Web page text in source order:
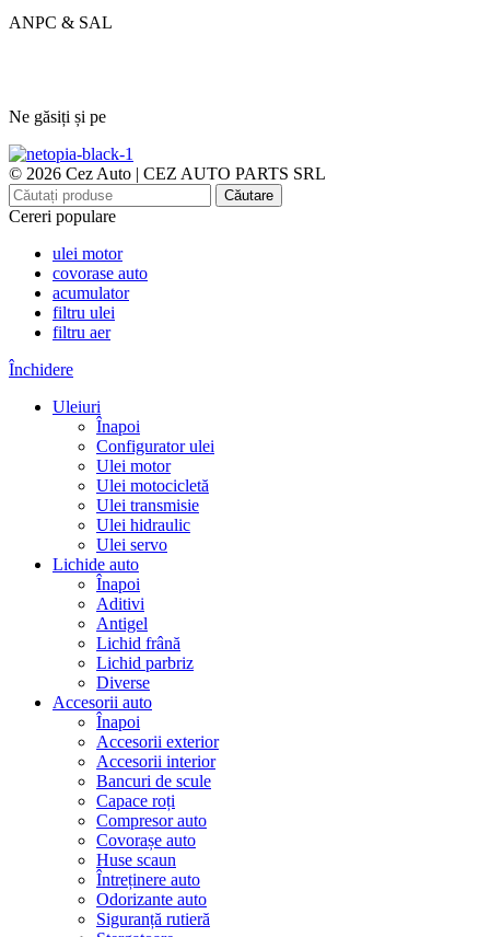
ANPC & SAL
Ne găsiți și pe
© 2026 Cez Auto | CEZ AUTO PARTS SRL
Căutare
Cereri populare
ulei motor
covorase auto
acumulator
filtru ulei
filtru aer
Închidere
Uleiuri
Înapoi
Configurator ulei
Ulei motor
Ulei motocicletă
Ulei transmisie
Ulei hidraulic
Ulei servo
Lichide auto
Înapoi
Aditivi
Antigel
Lichid frână
Lichid parbriz
Diverse
Accesorii auto
Înapoi
Accesorii exterior
Accesorii interior
Bancuri de scule
Capace roți
Compresor auto
Covorașe auto
Huse scaun
Întreținere auto
Odorizante auto
Siguranță rutieră